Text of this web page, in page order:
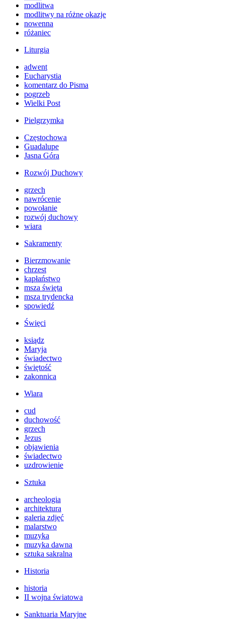
modlitwa
modlitwy na różne okazje
nowenna
różaniec
Liturgia
adwent
Eucharystia
komentarz do Pisma
pogrzeb
Wielki Post
Pielgrzymka
Częstochowa
Guadalupe
Jasna Góra
Rozwój Duchowy
grzech
nawrócenie
powołanie
rozwój duchowy
wiara
Sakramenty
Bierzmowanie
chrzest
kapłaństwo
msza święta
msza trydencka
spowiedź
Święci
ksiądz
Maryja
świadectwo
świętość
zakonnica
Wiara
cud
duchowość
grzech
Jezus
objawienia
świadectwo
uzdrowienie
Sztuka
archeologia
architektura
galeria zdjęć
malarstwo
muzyka
muzyka dawna
sztuka sakralna
Historia
historia
II wojna światowa
Sanktuaria Maryjne